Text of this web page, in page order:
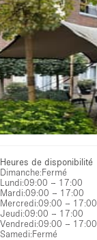
Heures de disponibilité
Dimanche:Fermé
Lundi:09:00 – 17:00
Mardi:09:00 – 17:00
Mercredi:09:00 – 17:00
Jeudi:09:00 – 17:00
Vendredi:09:00 – 17:00
Samedi:Fermé